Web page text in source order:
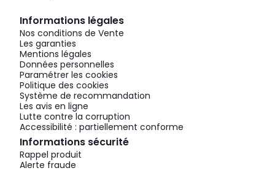
Informations légales
Nos conditions de Vente
Les garanties
Mentions légales
Données personnelles
Paramétrer les cookies
Politique des cookies
Système de recommandation
Les avis en ligne
Lutte contre la corruption
Accessibilité : partiellement conforme
Informations sécurité
Rappel produit
Alerte fraude